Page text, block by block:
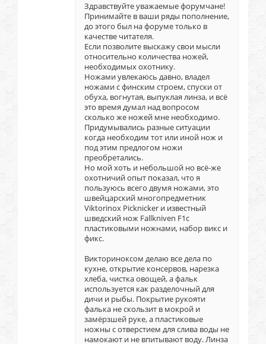
Здравствуйте уважаемые форумчане!
Принимайте в ваши ряды пополнение,
до этого был на форуме только в
качестве читателя.
Если позволите выскажу свои мысли
относительно количества ножей,
необходимых охотнику.
Ножами увлекаюсь давно, владел
ножами с финским строем, спуски от
обуха, вогнутая, выпуклая линза, и всё
это время думал над вопросом
сколько же ножей мне необходимо.
Придумывались разные ситуации
когда необходим тот или иной нож и
под этим предлогом ножи
преобретались.
Но мой хоть и небольшой но всё-же
охотничий опыт показал, что я
пользуюсь всего двумя ножами, это
швейцарский многопредметник
Viktorinox Picknicker и известный
шведский нож Fallkniven F1с
пластиковыми ножнами, набор викс и
фикс.
Викториноксом делаю все дела по
кухне, открытие консервов, нарезка
хлеба, чистка овощей, а фальк
используется как разделочный для
дичи и рыбы. Покрытие рукояти
фалька не скользит в мокрой и
замёрзшей руке, а пластиковые
ножны с отверстием для слива воды не
намокают и не впитывают воду. Линза